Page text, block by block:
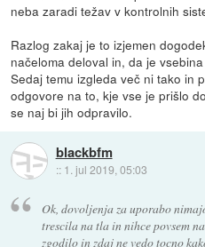
neba zaradi težav v kontrolnih
Razlog zakaj je to izjemen
načeloma deloval in, da je
Sedaj temu izgleda več ni tako in
odgovore na to, kje vse je prišlo
se naj bi jih odpravilo.
blackbfm
:: 1. jul 2019, 05:03
Ok, dovoljenja za uporabo
trescila na tla in nihce povsem
zgodilo in zdaj ne vedo tocno